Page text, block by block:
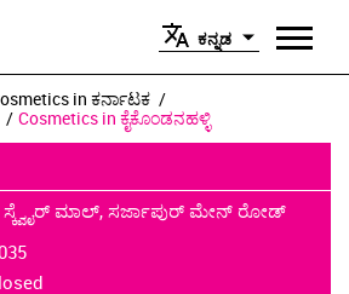
ಕನ್ನಡ
in ಕರ್ನಾಟಕ
Cosmetics in ಕೈಕೊಂಡನಹಳ್ಳಿ
ಸ್ಕ್ವೈರ್ ಮಾಲ್, ಸರ್ಜಾಪುರ್ ಮೇನ್ ರೋಡ್